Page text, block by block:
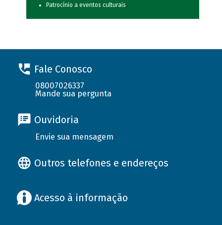
Patrocínio a eventos culturais
Fale Conosco
08007026337
Mande sua pergunta
Ouvidoria
Envie sua mensagem
Outros telefones e endereços
Acesso à informação